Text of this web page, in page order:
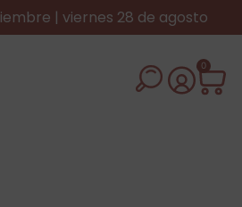
| viernes 28 de agosto
0